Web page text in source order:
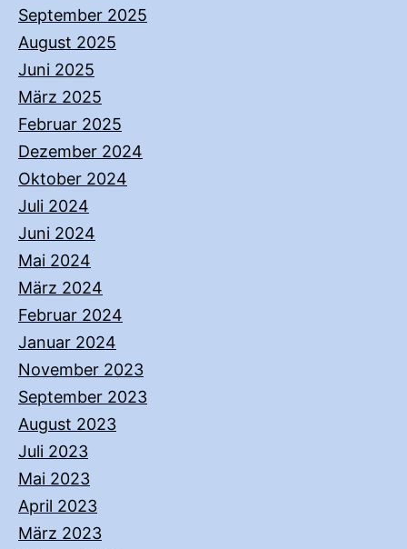
September 2025
August 2025
Juni 2025
März 2025
Februar 2025
Dezember 2024
Oktober 2024
Juli 2024
Juni 2024
Mai 2024
März 2024
Februar 2024
Januar 2024
November 2023
September 2023
August 2023
Juli 2023
Mai 2023
April 2023
März 2023